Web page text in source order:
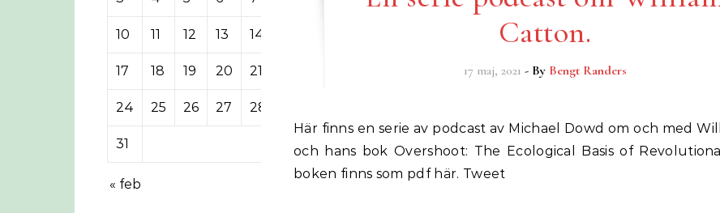
10 11 12 13 14
17 18 19 20 21
24 25 26 27 28
31
« feb
Catton.
17 maj, 2021 - By Bengt Randers
Här finns en serie av podcast av Michael Dowd om och med William Catton
och hans bok Overshoot: The Ecological Basis of
boken finns som pdf här. Tweet